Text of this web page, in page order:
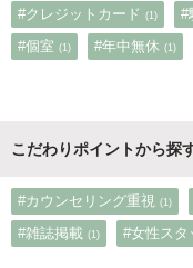
#クレジットカード (1) #
#個室 (1) #年中無休 (1)
こだわりポイントから探
#カウンセリング重視 (1)
#雑誌掲載 (1) #女性スタ